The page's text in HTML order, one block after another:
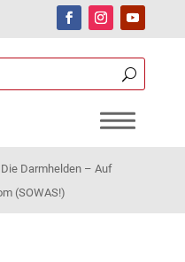
Die Darmhelden – Auf
(SOWAS!)